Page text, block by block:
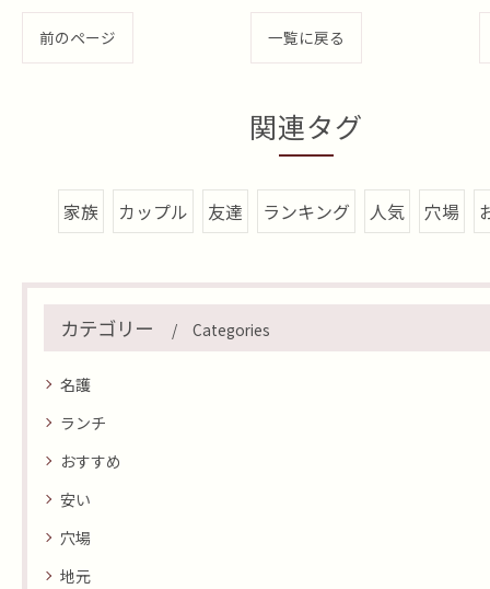
前のページ 一覧に戻る
関連タグ
家族 カップル 友達 ランキング 人気 穴場
カテゴリー Categories
名護
ランチ
おすすめ
安い
穴場
地元